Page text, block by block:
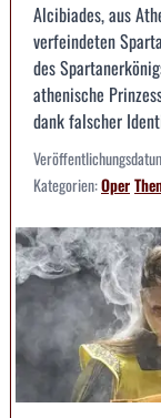
Alcibiades, aus
verfeindeten
des
athenische
dank falscher
Kategorien:Oper